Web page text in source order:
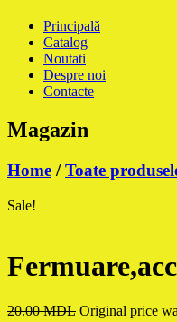
Principală
Catalog
Noutati
Despre noi
Contacte
Magazin
Home /Toate
Sale!
20.00MDL Original price